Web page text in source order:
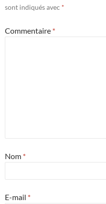
sont indiqués avec *
Commentaire *
Nom *
E-mail *